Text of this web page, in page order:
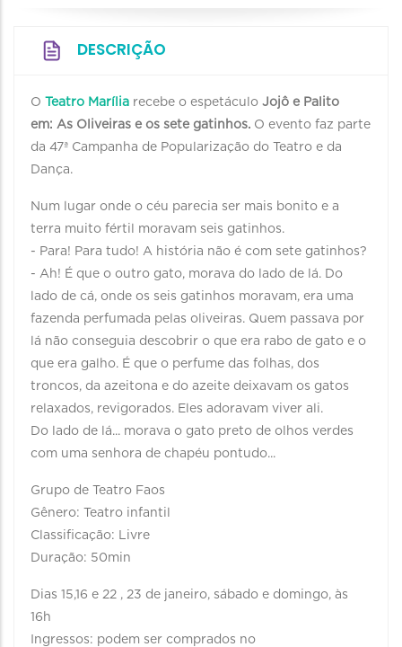
DESCRIÇÃO
O Teatro Marília recebe o espetáculo Jojô e Palito
em: As Oliveiras e os sete gatinhos. O evento faz parte
da 47ª Campanha de Popularização do Teatro e da
Dança.
Num lugar onde o céu parecia ser mais bonito e a
terra muito fértil moravam seis gatinhos.
- Para! Para tudo! A história não é com sete gatinhos?
- Ah! É que o outro gato, morava do lado de lá. Do
lado de cá, onde os seis gatinhos moravam, era uma
fazenda perfumada pelas oliveiras. Quem passava por
lá não conseguia descobrir o que era rabo de gato e o
que era galho. É que o perfume das folhas, dos
troncos, da azeitona e do azeite deixavam os gatos
relaxados, revigorados. Eles adoravam viver ali.
Do lado de lá... morava o gato preto de olhos verdes
com uma senhora de chapéu pontudo...
Grupo de Teatro Faos
Gênero: Teatro infantil
Classificação: Livre
Duração: 50min
Dias 15,16 e 22 , 23 de janeiro, sábado e domingo, às
16h
Ingressos: podem ser comprados no